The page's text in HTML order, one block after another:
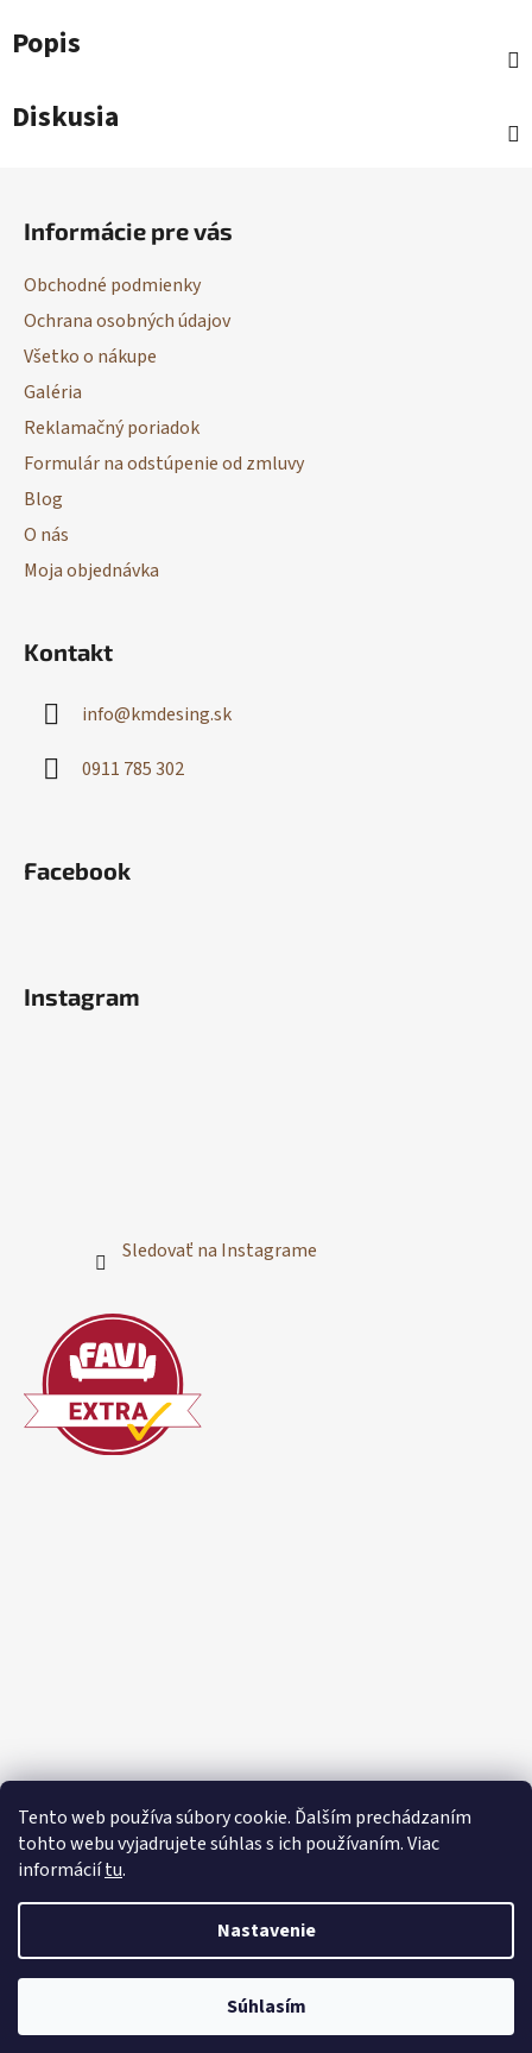
Tento web používa súbory cookie. Ďalším prechádzaním
tohto webu vyjadrujete súhlas s ich používaním. Viac
informáciítu.
Nastavenie
Súhlasím
Popis
Diskusia
Informácie pre vás
Obchodné podmienky
Ochrana osobných údajov
Všetko o nákupe
Galéria
Reklamačný poriadok
Formulár na odstúpenie od zmluvy
Blog
O nás
Moja objednávka
Kontakt
info@kmdesing.sk
0911 785 302
Facebook
Instagram
Sledovať na Instagrame
Vytvoril Shoptet
Copyright 2026KMDESING. Všetky práva vyhradené.